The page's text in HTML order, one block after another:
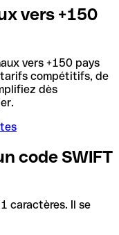
vers +150
vers +150 pays
compétitifs, de
dès
code SWIFT
caractères. Il se